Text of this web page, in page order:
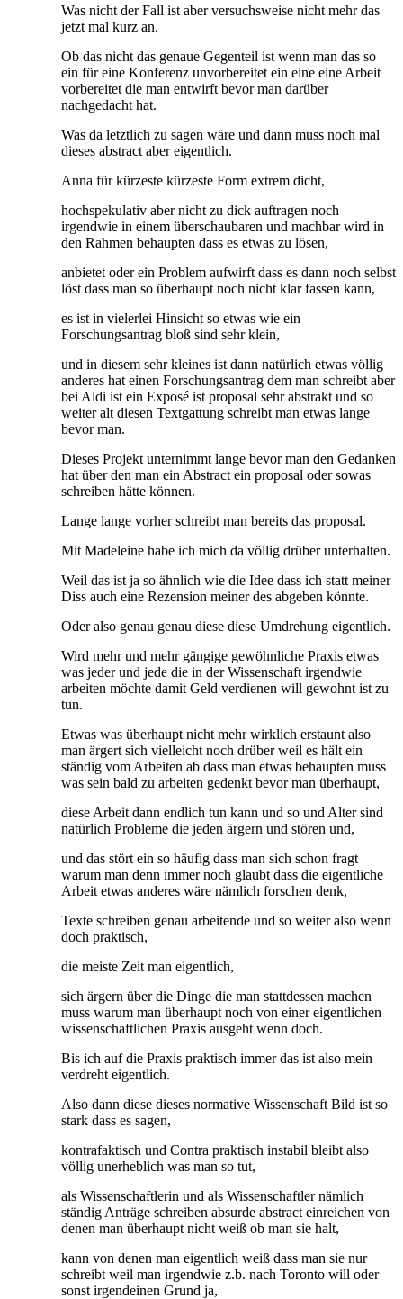
Was nicht der Fall ist aber versuchsweise nicht mehr das
jetzt mal kurz an.
Ob das nicht das genaue Gegenteil ist wenn man das so
ein für eine Konferenz unvorbereitet ein eine eine Arbeit
vorbereitet die man entwirft bevor man darüber
nachgedacht hat.
Was da letztlich zu sagen wäre und dann muss noch mal
dieses abstract aber eigentlich.
Anna für kürzeste kürzeste Form extrem dicht,
hochspekulativ aber nicht zu dick auftragen noch
irgendwie in einem überschaubaren und machbar wird in
den Rahmen behaupten dass es etwas zu lösen,
anbietet oder ein Problem aufwirft dass es dann noch selbst
löst dass man so überhaupt noch nicht klar fassen kann,
es ist in vielerlei Hinsicht so etwas wie ein
Forschungsantrag bloß sind sehr klein,
und in diesem sehr kleines ist dann natürlich etwas völlig
anderes hat einen Forschungsantrag dem man schreibt aber
bei Aldi ist ein Exposé ist proposal sehr abstrakt und so
weiter alt diesen Textgattung schreibt man etwas lange
bevor man.
Dieses Projekt unternimmt lange bevor man den Gedanken
hat über den man ein Abstract ein proposal oder sowas
schreiben hätte können.
Lange lange vorher schreibt man bereits das proposal.
Mit Madeleine habe ich mich da völlig drüber unterhalten.
Weil das ist ja so ähnlich wie die Idee dass ich statt meiner
Diss auch eine Rezension meiner des abgeben könnte.
Oder also genau genau diese diese Umdrehung eigentlich.
Wird mehr und mehr gängige gewöhnliche Praxis etwas
was jeder und jede die in der Wissenschaft irgendwie
arbeiten möchte damit Geld verdienen will gewohnt ist zu
tun.
Etwas was überhaupt nicht mehr wirklich erstaunt also
man ärgert sich vielleicht noch drüber weil es hält ein
ständig vom Arbeiten ab dass man etwas behaupten muss
was sein bald zu arbeiten gedenkt bevor man überhaupt,
diese Arbeit dann endlich tun kann und so und Alter sind
natürlich Probleme die jeden ärgern und stören und,
und das stört ein so häufig dass man sich schon fragt
warum man denn immer noch glaubt dass die eigentliche
Arbeit etwas anderes wäre nämlich forschen denk,
Texte schreiben genau arbeitende und so weiter also wenn
doch praktisch,
die meiste Zeit man eigentlich,
sich ärgern über die Dinge die man stattdessen machen
muss warum man überhaupt noch von einer eigentlichen
wissenschaftlichen Praxis ausgeht wenn doch.
Bis ich auf die Praxis praktisch immer das ist also mein
verdreht eigentlich.
Also dann diese dieses normative Wissenschaft Bild ist so
stark dass es sagen,
kontrafaktisch und Contra praktisch instabil bleibt also
völlig unerheblich was man so tut,
als Wissenschaftlerin und als Wissenschaftler nämlich
ständig Anträge schreiben absurde abstract einreichen von
denen man überhaupt nicht weiß ob man sie halt,
kann von denen man eigentlich weiß dass man sie nur
schreibt weil man irgendwie z.b. nach Toronto will oder
sonst irgendeinen Grund ja,